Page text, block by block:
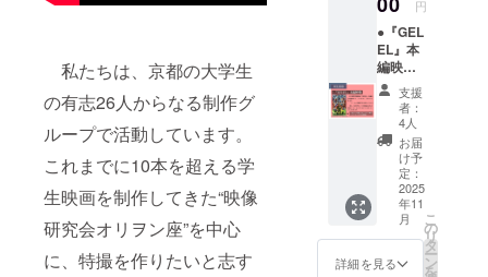
私たちは、京都の大学生
の有志26人からなる制作グ
ループで活動しています。
これまでに10本を超える学
生映画を制作してきた“映像
研究会オリヲン座”を中心
に、特撮を作りたいと志す
・掲載
方法
文字の
み(目安:
４～５
文字程
度)
10,000
円以上
のご支
援は3列
組み、
それ以
下は5列
組みで
円
●『GEL
EL』本
編映像
（30
分・
メール
にて視
聴用
URLを
送付) ●
お礼
メール
(描き下
ろしイ
支援
者：
4人
お届
け予
定：
2025
年11
月
詳細を見る
こ
の
リ
タ
ー
ン
を